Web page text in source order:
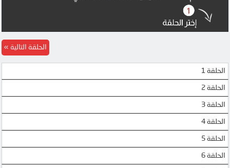
الحلقة 1
الحلقة 2
الحلقة 3
الحلقة 4
الحلقة 5
الحلقة 6
الحلقة التالية